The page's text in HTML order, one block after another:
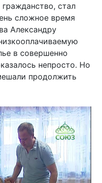
стал
сложное время
Александру
в совершенно
непросто. Но
продолжить